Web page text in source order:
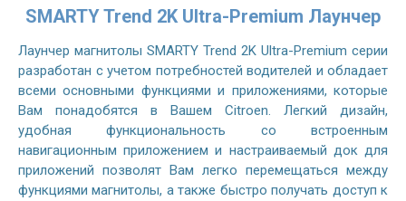
SMARTY Trend 2K Ultra-Premium Лаунчер
Лаунчер магнитолы SMARTY Trend 2K Ultra-Premium серии
разработан с учетом потребностей водителей и обладает
всеми основными функциями и приложениями, которые
Вам понадобятся в Вашем Citroen. Легкий дизайн,
удобная функциональность со встроенным
навигационным приложением и настраиваемый док для
приложений позволят Вам легко перемещаться между
функциями магнитолы, а также быстро получать доступ к